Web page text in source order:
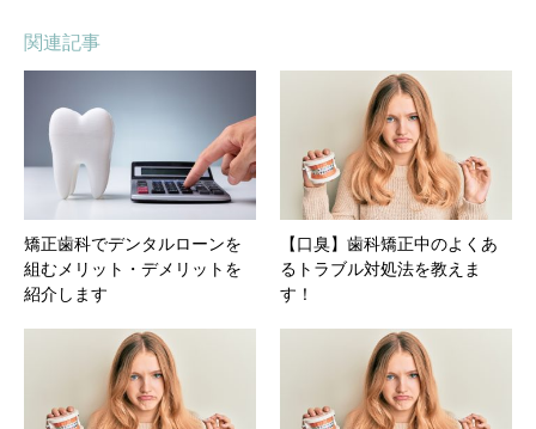
関連記事
矯正歯科でデンタルローンを
組むメリット・デメリットを
紹介します
【口臭】歯科矯正中のよくあ
るトラブル対処法を教えま
す！